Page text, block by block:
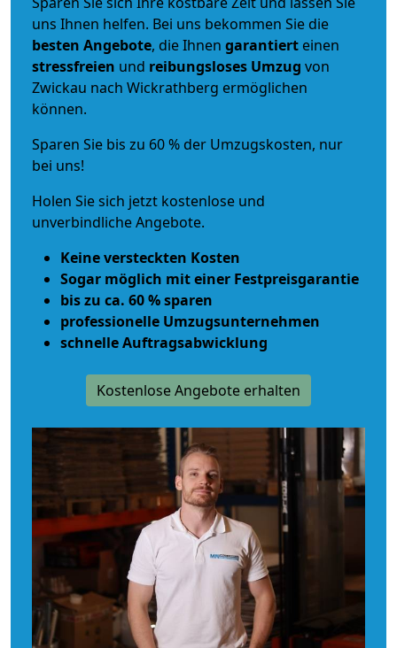
uns Ihnen helfen. Bei uns bekommen Sie die
besten Angebote, die Ihnen garantiert einen
stressfreien und reibungsloses Umzug von
Zwickau nach Wickrathberg ermöglichen
können.
Sparen Sie bis zu 60 % der Umzugskosten, nur
bei uns!
Holen Sie sich jetzt kostenlose und
unverbindliche Angebote.
Keine versteckten Kosten
Sogar möglich mit einer Festpreisgarantie
bis zu ca. 60 % sparen
professionelle Umzugsunternehmen
schnelle Auftragsabwicklung
Kostenlose Angebote erhalten